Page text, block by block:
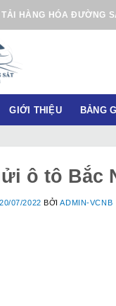
HÀNG HÓA ĐƯỜNG
GIỚI THIỆU BẢNG
ô tô Bắc
20/07/2022 BỞIADMIN-VCNB